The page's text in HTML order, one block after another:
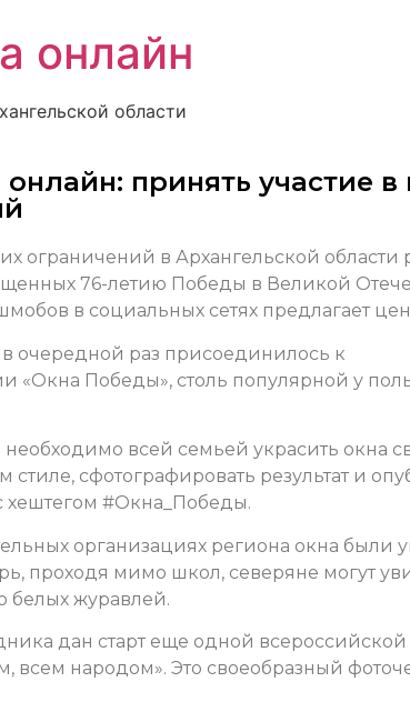
онлайн
области
принять участие
ограничений в Архангельской области
76-летию Победы в Великой
в социальных сетях предлагает
очередной раз присоединилось к
«Окна Победы», столь популярной у
всей семьей украсить окна
стиле, сфотографировать результат и
хештегом #Окна_Победы.
организациях региона окна
проходя мимо школ, северяне могут
белых журавлей.
дан старт еще одной всероссийской
всем народом». Это своеобразный